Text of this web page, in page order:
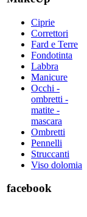
Ciprie
Correttori
Fard e Terre
Fondotinta
Labbra
Manicure
Occhi -
ombretti -
matite -
mascara
Ombretti
Pennelli
Struccanti
Viso dolomia
facebook